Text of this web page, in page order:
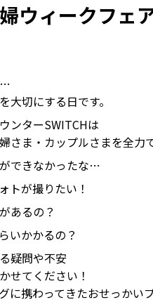
ウィークフェ
大切にする日です。
ンターSWITCHは
さま・カップルさまを全力
できなかったな…
トが撮りたい！
あるの？
いかかるの？
疑問や不安
せてください！
に携わってきたおせっかい